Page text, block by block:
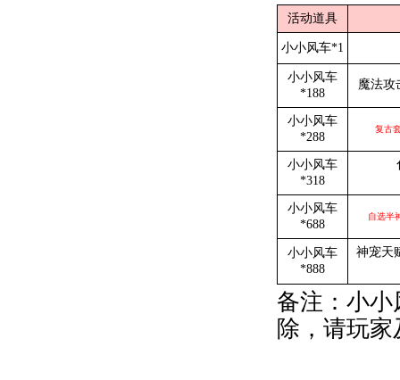
活动道具
小小风车*1
小小风车
*188
魔法攻
小小风车
*288
复古
小小风车
*318
小小风车
*688
自选半
小小风车
*888
神宠天
备注：小
除，请玩